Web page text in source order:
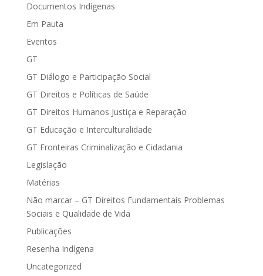
Documentos Indígenas
Em Pauta
Eventos
GT
GT Diálogo e Participação Social
GT Direitos e Políticas de Saúde
GT Direitos Humanos Justiça e Reparação
GT Educação e Interculturalidade
GT Fronteiras Criminalização e Cidadania
Legislação
Matérias
Não marcar – GT Direitos Fundamentais Problemas
Sociais e Qualidade de Vida
Publicações
Resenha Indígena
Uncategorized